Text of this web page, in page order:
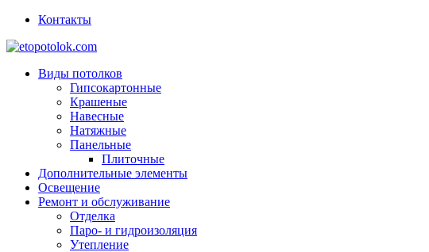
Контакты
Виды потолков
Гипсокартонные
Крашеные
Навесные
Натяжные
Панельные
Плиточные
Дополнительные элементы
Освещение
Ремонт и обслуживание
Отделка
Паро- и гидроизоляция
Утепление